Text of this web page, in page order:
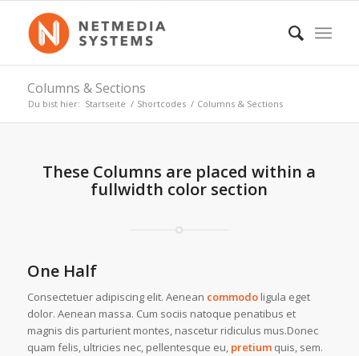
Columns & Sections
Du bist hier: Startseite / Shortcodes / Columns & Sections
These Columns are placed within a
fullwidth color section
One Half
Consectetuer adipiscing elit. Aenean commodoligula eget
dolor. Aenean massa. Cum sociis natoque penatibus et
magnis dis parturient montes, nascetur ridiculus mus.Donec
quam felis, ultricies nec, pellentesque eu, pretiumquis, sem.